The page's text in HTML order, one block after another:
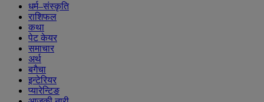
धर्म–संस्कृति
राशिफल
कथा
पेट केयर
समाचार
अर्थ
बगैचा
इन्टेरियर
प्यारेन्टिङ